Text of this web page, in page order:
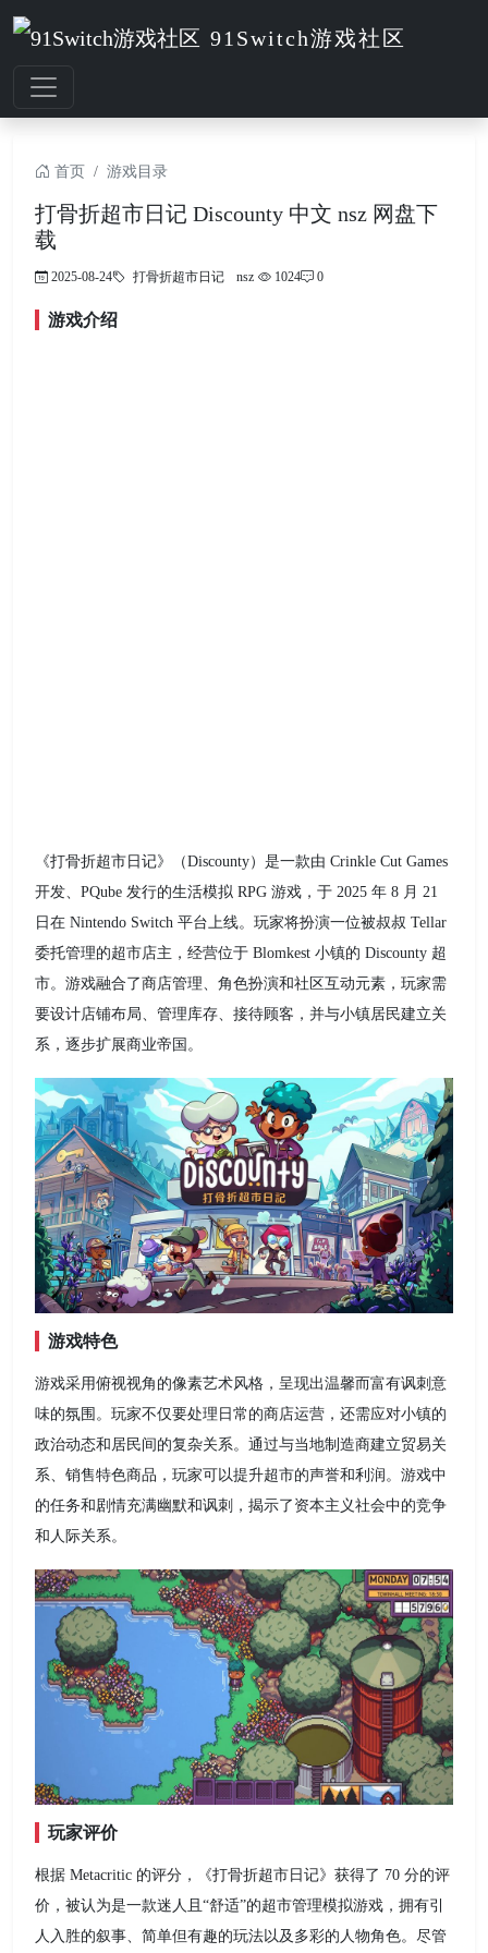
91Switch游戏社区
首页 游戏目录
打骨折超市日记 Discounty 中文 nsz 网盘下
载
2025-08-24 打骨折超市日记 nsz 1024 0
游戏介绍
《打骨折超市日记》（Discounty）是一款由 Crinkle Cut Games
开发、PQube 发行的生活模拟 RPG 游戏，于 2025 年 8 月 21
日在 Nintendo Switch 平台上线。玩家将扮演一位被叔叔 Tellar
委托管理的超市店主，经营位于 Blomkest 小镇的 Discounty 超
市。游戏融合了商店管理、角色扮演和社区互动元素，玩家需
要设计店铺布局、管理库存、接待顾客，并与小镇居民建立关
系，逐步扩展商业帝国。
游戏特色
游戏采用俯视视角的像素艺术风格，呈现出温馨而富有讽刺意
味的氛围。玩家不仅要处理日常的商店运营，还需应对小镇的
政治动态和居民间的复杂关系。通过与当地制造商建立贸易关
系、销售特色商品，玩家可以提升超市的声誉和利润。游戏中
的任务和剧情充满幽默和讽刺，揭示了资本主义社会中的竞争
和人际关系。
玩家评价
根据 Metacritic 的评分，《打骨折超市日记》获得了 70 分的评
价，被认为是一款迷人且“舒适”的超市管理模拟游戏，拥有引
人入胜的叙事、简单但有趣的玩法以及多彩的人物角色。尽管